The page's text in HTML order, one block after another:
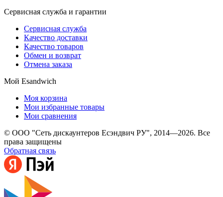
Сервисная служба и гарантии
Сервисная служба
Качество доставки
Качество товаров
Обмен и возврат
Отмена заказа
Мой Esandwich
Моя корзина
Мои избранные товары
Мои сравнения
© ООО "Сеть дискаунтеров Есэндвич РУ", 2014—2026. Все
права защищены
Обратная связь